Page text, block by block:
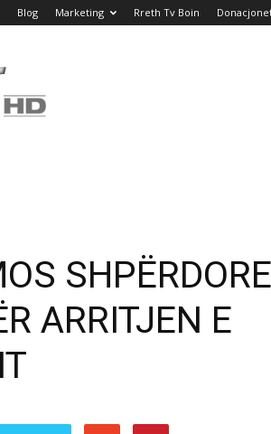
Blog Marketing Rreth Tv Boin
ARRITJEN E